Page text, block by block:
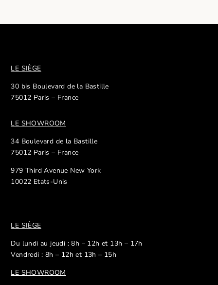
LE SIÈGE
30 bis Boulevard de la Bastille
75012 Paris – France
LE SHOWROOM
34 Boulevard de la Bastille
75012 Paris – France
979 Third Avenue New York
10022 Etats-Unis
LE SIÈGE
Du lundi au jeudi : 8h – 12h et 13h – 17h
Vendredi : 8h – 12h et 13h – 15h
LE SHOWROOM